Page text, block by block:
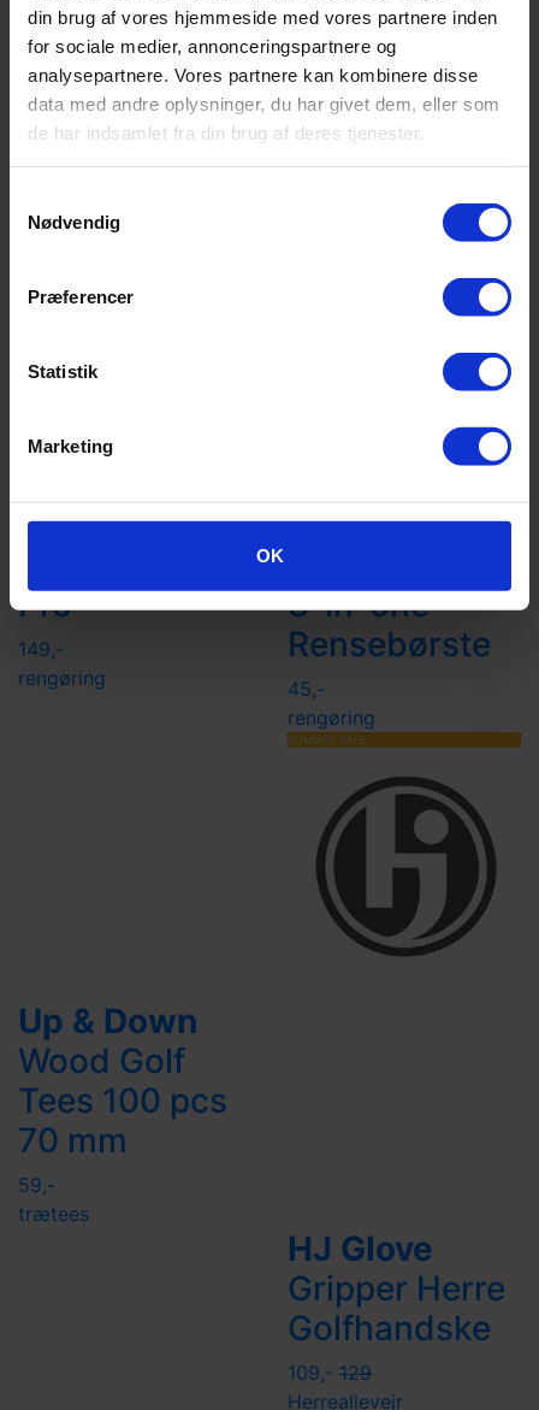
din brug af vores hjemmeside med vores partnere inden
for sociale medier, annonceringspartnere og
analysepartnere. Vores partnere kan kombinere disse
data med andre oplysninger, du har givet dem, eller som
de har indsamlet fra din brug af deres tjenester.
Nødvendig
Præferencer
Statistik
Marketing
OK
Golf Gear
Pro
149,-
rengøring
Out of
3-in-one
Rensebørste
45,-
rengøring
Up & Down
Wood Golf
Tees 100 pcs
70 mm
59,-
trætees
SUMMER SALE
HJ Glove
Gripper Herre
Golfhandske
109,- 129
Herreallevejr